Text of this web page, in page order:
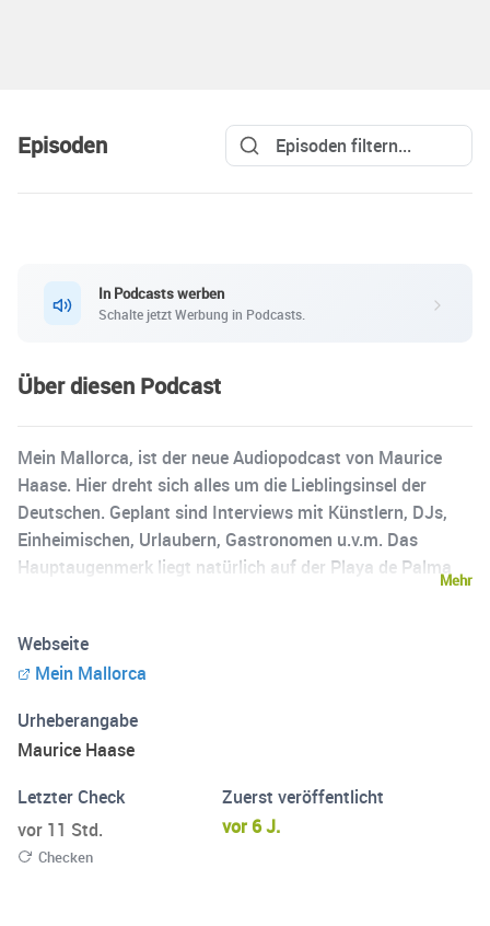
Episoden
In Podcasts werben
Schalte jetzt Werbung in Podcasts.
Über diesen Podcast
Mein Mallorca, ist der neue Audiopodcast von Maurice
Haase. Hier dreht sich alles um die Lieblingsinsel der
Deutschen. Geplant sind Interviews mit Künstlern, DJs,
Einheimischen, Urlaubern, Gastronomen u.v.m. Das
Hauptaugenmerk liegt natürlich auf der Playa de Palma
Mehr
Webseite
Mein Mallorca
Urheberangabe
Maurice Haase
Letzter Check
vor 11 Std.
Checken
Zuerst veröffentlicht
vor 6 J.